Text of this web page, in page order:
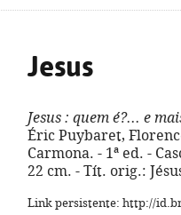
Jesus
Jesus : quem é?... e
Éric Puybaret,
Carmona. - 1ª ed. -
22 cm. - Tít. orig.:
Link persistente: http://